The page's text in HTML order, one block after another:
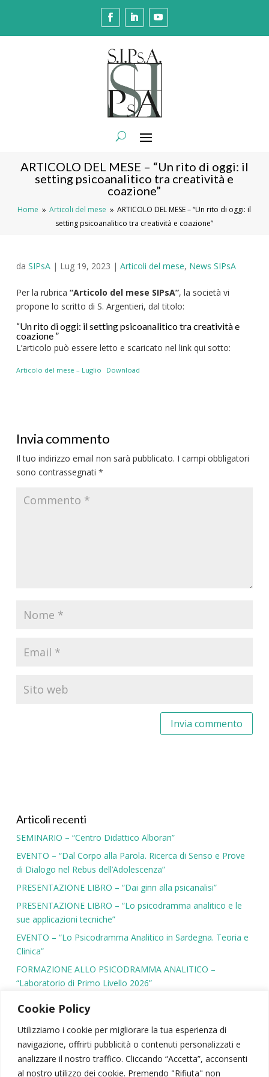
Cookie Policy
Utilizziamo i cookie per migliorare la tua esperienza di
navigazione, offrirti pubblicità o contenuti personalizzati e
analizzare il nostro traffico. Cliccando “Accetta”, acconsenti
al nostro utilizzo dei cookie. Premendo "Rifiuta" non
ARTICOLO DEL MESE – “Un rito di oggi: il
setting psicoanalitico tra creatività e
coazione”
Home 9 Articoli del mese 9 ARTICOLO DEL MESE – “Un rito di oggi: il
setting psicoanalitico tra creatività e coazione”
da SIPsA| Lug 19, 2023 | Articoli del mese, News SIPsA
Per la rubrica “Articolo del mese SIPsA”, la società vi
propone lo scritto di S. Argentieri, dal titolo:
“Un rito di oggi: il setting psicoanalitico tra creatività e
coazione ”
L’articolo può essere letto e scaricato nel link qui sotto:
Articolo del mese – Luglio Download
Invia commento
Il tuo indirizzo email non sarà pubblicato. I campi obbligatori
sono contrassegnati *
Articoli recenti
SEMINARIO – “Centro Didattico Alboran”
EVENTO – “Dal Corpo alla Parola. Ricerca di Senso e Prove
di Dialogo nel Rebus dell’Adolescenza”
PRESENTAZIONE LIBRO – “Dai ginn alla psicanalisi”
PRESENTAZIONE LIBRO – “Lo psicodramma analitico e le
sue applicazioni tecniche”
EVENTO – “Lo Psicodramma Analitico in Sardegna. Teoria e
Clinica”
FORMAZIONE ALLO PSICODRAMMA ANALITICO –
“Laboratorio di Primo Livello 2026”
SIPSA| PSICODRAMMA | ATTIVITÀ SCIENTIFICA
CONTATTI |AREA RISERVATA |NEWSLETTER